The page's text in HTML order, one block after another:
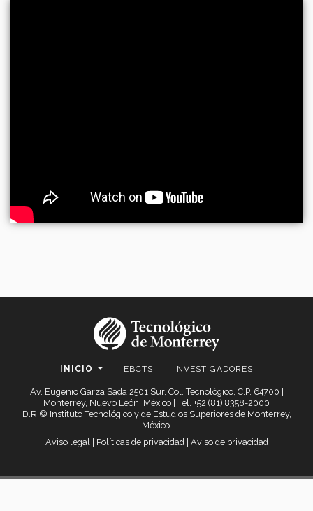
INICIO EBCTS INVESTIGADORES
Av. Eugenio Garza Sada 2501 Sur, Col. Tecnológico, C.P. 64700 |
Monterrey, Nuevo León, México | Tel. +52 (81) 8358-2000
D.R.© Instituto Tecnológico y de Estudios Superiores de Monterrey,
México.
Aviso legal| Políticas de privacidad| Aviso de privacidad